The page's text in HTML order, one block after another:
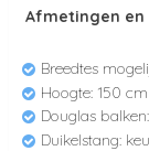
Afmetingen
Breedtes
Hoogte: 150
Douglas
Duikelstang: